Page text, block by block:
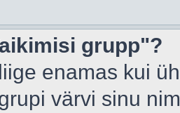
grupp"?
enamas kui
värvi sinu